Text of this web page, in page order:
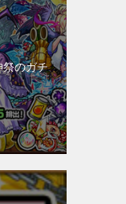
祭のガチ